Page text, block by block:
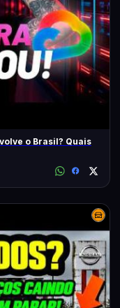
o Brasil? Quais